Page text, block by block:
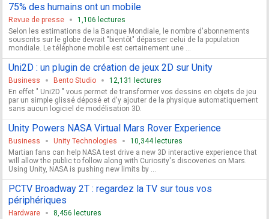
75% des humains ont un mobile
Revue de presse
1,106 lectures
Selon les estimations de la Banque Mondiale, le nombre d'abonnements
souscrits sur le globe devrait "bientôt" dépasser celui de la population
mondiale. Le téléphone mobile est certainement une ...
Uni2D : un plugin de création de jeux 2D sur Unity
Business Bento Studio
12,131 lectures
En effet " Uni2D " vous permet de transformer vos dessins en objets de jeu
par un simple glissé déposé et d'y ajouter de la physique automatiquement
sans aucun logiciel de modélisation 3D.
Unity Powers NASA Virtual Mars Rover Experience
Business Unity Technologies
10,344 lectures
Martian fans can help NASA test drive a new 3D interactive experience that
will allow the public to follow along with Curiosity's discoveries on Mars.
Using Unity, NASA is pushing new limits by ...
PCTV Broadway 2T : regardez la TV sur tous vos
périphériques
Hardware
8,456 lectures